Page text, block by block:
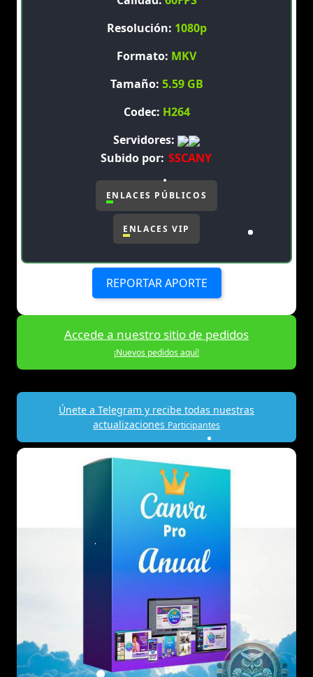
Resolución: 1080p
Formato: MKV
Tamaño: 5.59 GB
Codec: H264
Servidores:
Subido por: SSCANY
ENLACES PÚBLICOS
ENLACES VIP
REPORTAR APORTE
Accede a nuestro sitio de pedidos
¡Nuevos pedidos aquí!
Únete a Telegram y recibe todas nuestras
actualizaciones Participantes